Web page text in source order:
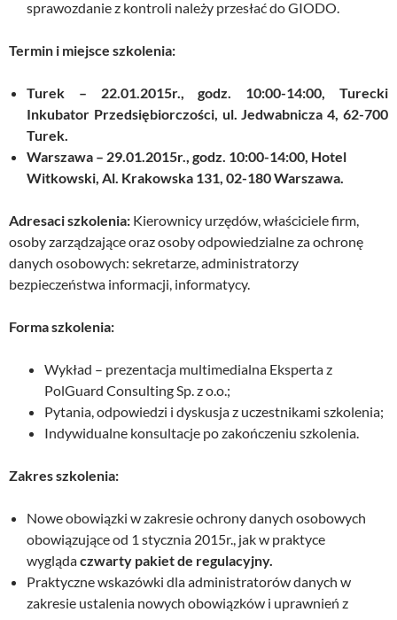
sprawozdanie z kontroli należy przesłać do GIODO.
Termin i miejsce szkolenia:
Turek – 22.01.2015r., godz. 10:00-14:00, Turecki
Inkubator Przedsiębiorczości, ul. Jedwabnicza 4, 62-700
Turek.
Warszawa – 29.01.2015r., godz. 10:00-14:00, Hotel
Witkowski, Al. Krakowska 131, 02-180 Warszawa.
Adresaci szkolenia: Kierownicy urzędów, właściciele firm,
osoby zarządzające oraz osoby odpowiedzialne za ochronę
danych osobowych: sekretarze, administratorzy
bezpieczeństwa informacji, informatycy.
Forma szkolenia:
Wykład – prezentacja multimedialna Eksperta z
PolGuard Consulting Sp. z o.o.;
Pytania, odpowiedzi i dyskusja z uczestnikami szkolenia;
Indywidualne konsultacje po zakończeniu szkolenia.
Zakres szkolenia:
Nowe obowiązki w zakresie ochrony danych osobowych
obowiązujące od 1 stycznia 2015r., jak w praktyce
wyglądaczwarty pakiet de regulacyjny.
Praktyczne wskazówki dla administratorów danych w
zakresie ustalenia nowych obowiązków i uprawnień z